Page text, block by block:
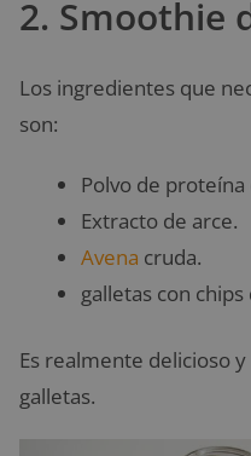
2. Smoothie
Los ingredientes que
son:
Polvo de proteína
Extracto de arce.
Avena cruda.
galletas con
Es realmente delicioso
galletas.